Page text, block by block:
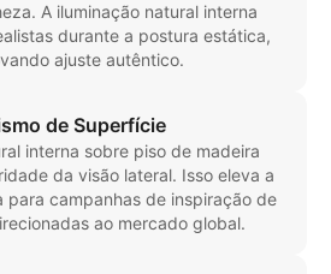
A iluminação natural interna
durante a postura estática,
ajuste autêntico.
de Superfície
interna sobre piso de madeira
da visão lateral. Isso eleva a
para campanhas de inspiração de
ao mercado global.